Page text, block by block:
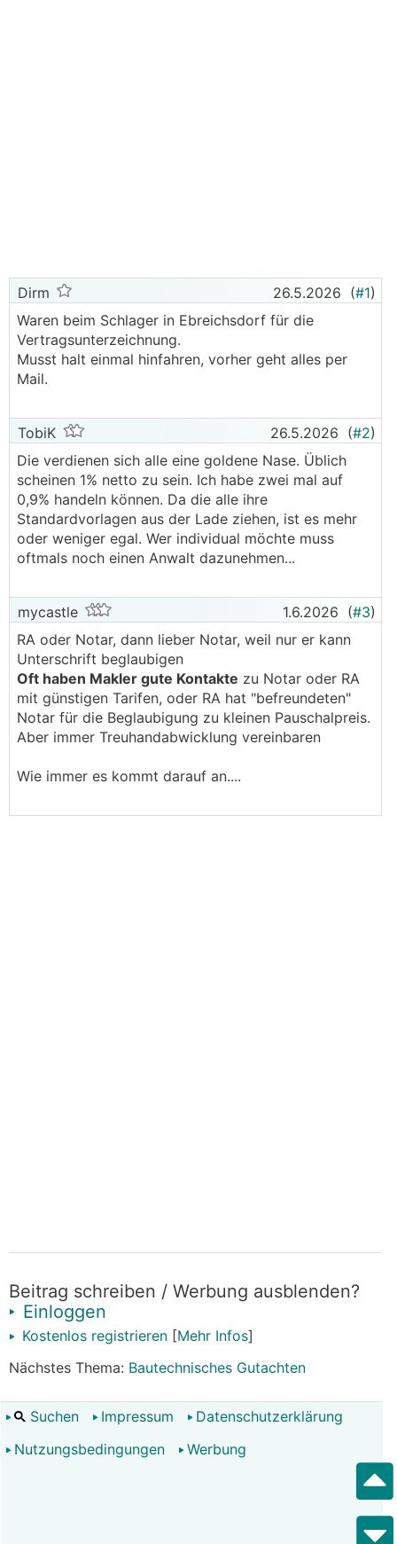
Dirm 26.5.2026 (#1)
Waren beim Schlager in Ebreichsdorf für die
Vertragsunterzeichnung.
Musst halt einmal hinfahren, vorher geht alles per
Mail.
TobiK 26.5.2026 (#2)
Die verdienen sich alle eine goldene Nase. Üblich
scheinen 1% netto zu sein. Ich habe zwei mal auf
0,9% handeln können. Da die alle ihre
Standardvorlagen aus der Lade ziehen, ist es mehr
oder weniger egal. Wer individual möchte muss
oftmals noch einen Anwalt dazunehmen...
mycastle 1.6.2026 (#3)
RA oder Notar, dann lieber Notar, weil nur er kann
Unterschrift beglaubigen
Oft haben Makler gute Kontakte zu Notar oder RA
mit günstigen Tarifen, oder RA hat "befreundeten"
Notar für die Beglaubigung zu kleinen Pauschalpreis.
Aber immer Treuhandabwicklung vereinbaren
Wie immer es kommt darauf an....
Beitrag schreiben / Werbung ausblenden?
Einloggen
Kostenlos registrieren [Mehr Infos]
Nächstes Thema: Bautechnisches Gutachten
Suchen Impressum
Datenschutzerklärung
Nutzungsbedingungen
Werbung